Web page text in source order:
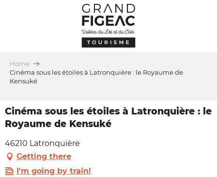
Home
Cinéma sous les étoiles à Latronquière : le Royaume de
Kensuké
Cinéma sous les étoiles à Latronquière : le
Royaume de Kensuké
46210 Latronquière
Getting there
I'm going by train!